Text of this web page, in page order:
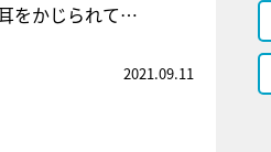
をかじられて…
2021.09.11